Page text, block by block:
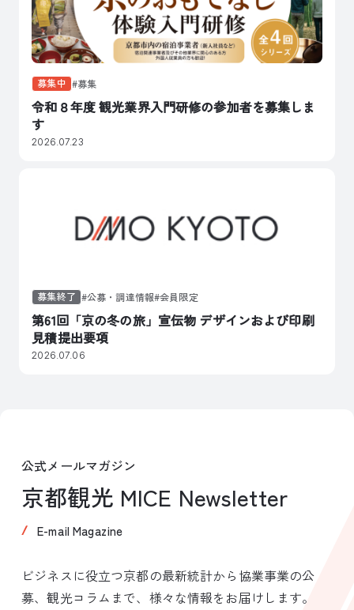
募集中 募集
令和８年度 観光業界入門研修の参加者を募集しま
す
2026.07.23
募集終了 公募・調達情報 会員限定
第61回「京の冬の旅」宣伝物 デザインおよび印刷
見積提出要項
2026.07.06
公式メールマガジン
京都観光 MICE Newsletter
E-mail Magazine
ビジネスに役立つ京都の最新統計から協業事業の公
募、観光コラムまで、様々な情報をお届けします。